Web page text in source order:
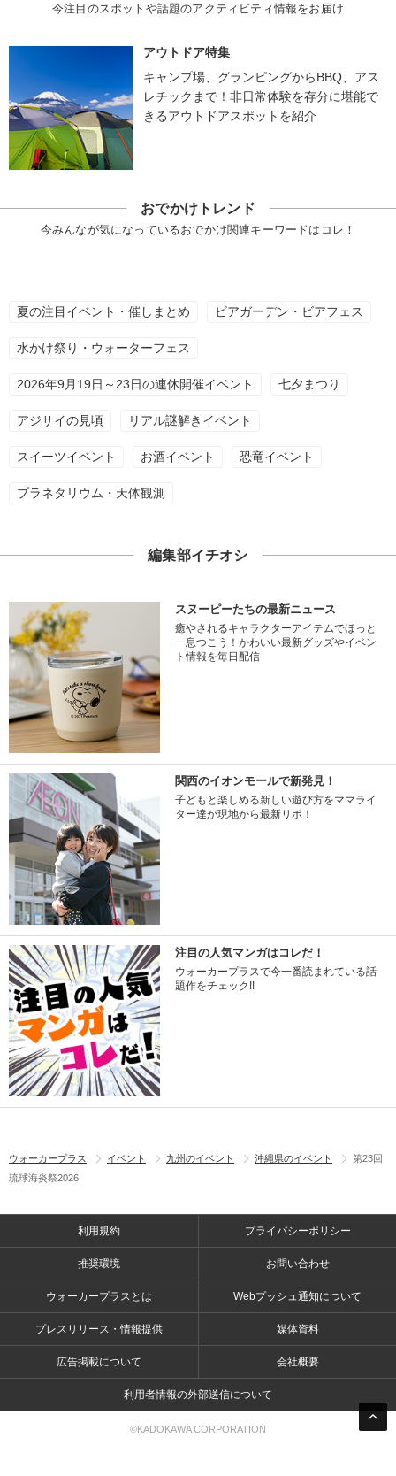
今注目のスポットや話題のアクティビティ情報をお届け
アウトドア特集
キャンプ場、グランピングからBBQ、アス
レチックまで！非日常体験を存分に堪能で
きるアウトドアスポットを紹介
おでかけトレンド
今みんなが気になっているおでかけ関連キーワードはコレ！
夏の注目イベント・催しまとめ ビアガーデン・ビアフェス
水かけ祭り・ウォーターフェス
2026年9月19日～23日の連休開催イベント 七夕まつり
アジサイの見頃 リアル謎解きイベント
スイーツイベント お酒イベント 恐竜イベント
プラネタリウム・天体観測
編集部イチオシ
スヌーピーたちの最新ニュース
癒やされるキャラクターアイテムでほっと
一息つこう！かわいい最新グッズやイベン
ト情報を毎日配信
関西のイオンモールで新発見！
子どもと楽しめる新しい遊び方をママライ
ター達が現地から最新リポ！
注目の人気マンガはコレだ！
ウォーカープラスで今一番読まれている話
題作をチェック!!
ウォーカープラス イベント 九州のイベント 沖縄県のイベント
第23回
琉球海炎祭2026
利用規約 プライバシーポリシー
推奨環境 お問い合わせ
ウォーカープラスとは Webプッシュ通知について
プレスリリース・情報提供 媒体資料
広告掲載について 会社概要
利用者情報の外部送信について
©KADOKAWA CORPORATION